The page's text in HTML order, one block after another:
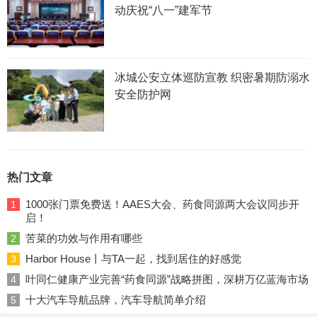
动庆祝“八一”建军节
冰城公安立体巡防宣教 织密暑期防溺水
安全防护网
热门文章
1
1000张门票免费送！AAES大会、药食同源两大会议同步开
启！
2 苦菜的功效与作用有哪些
3 Harbor House丨与TA一起，找到居住的好感觉
4 叶同仁健康产业完善“药食同源”战略拼图，深耕万亿蓝海市场
5 十大汽车导航品牌，汽车导航简单介绍